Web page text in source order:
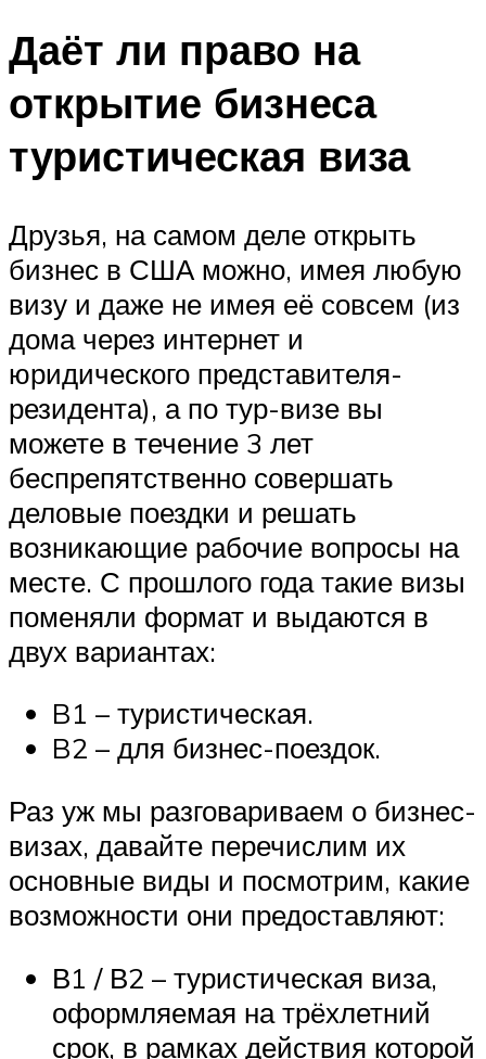
Даёт ли право на
открытие бизнеса
туристическая виза
Друзья, на самом деле открыть
бизнес в США можно, имея любую
визу и даже не имея её совсем (из
дома через интернет и
юридического представителя-
резидента), а по тур-визе вы
можете в течение 3 лет
беспрепятственно совершать
деловые поездки и решать
возникающие рабочие вопросы на
месте. С прошлого года такие визы
поменяли формат и выдаются в
двух вариантах:
B1 – туристическая.
B2 – для бизнес-поездок.
Раз уж мы разговариваем о бизнес-
визах, давайте перечислим их
основные виды и посмотрим, какие
возможности они предоставляют:
В1 / В2 – туристическая виза,
оформляемая на трёхлетний
срок, в рамках действия которой